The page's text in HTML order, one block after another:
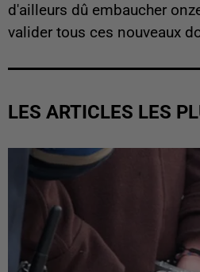
d'ailleurs dû embaucher
valider tous ces nouveaux
LES ARTICLES LES